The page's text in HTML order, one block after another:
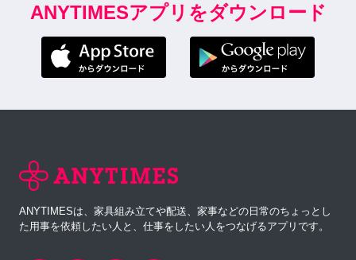
ANYTIMESアプリをダウンロード
ANYTIMESは、家具組み立てや配送、家事などの日常のちょっとし
た用事を依頼したい人と、仕事をしたい人をつなげるアプリです。